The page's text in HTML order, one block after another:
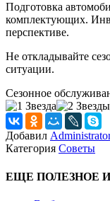
Подготовка
комплектующих.
перспективе.
Не откладывайте
ситуации.
Сезонное
Добавил
Категория Советы
ЕЩЕ ПОЛЕЗНОЕ